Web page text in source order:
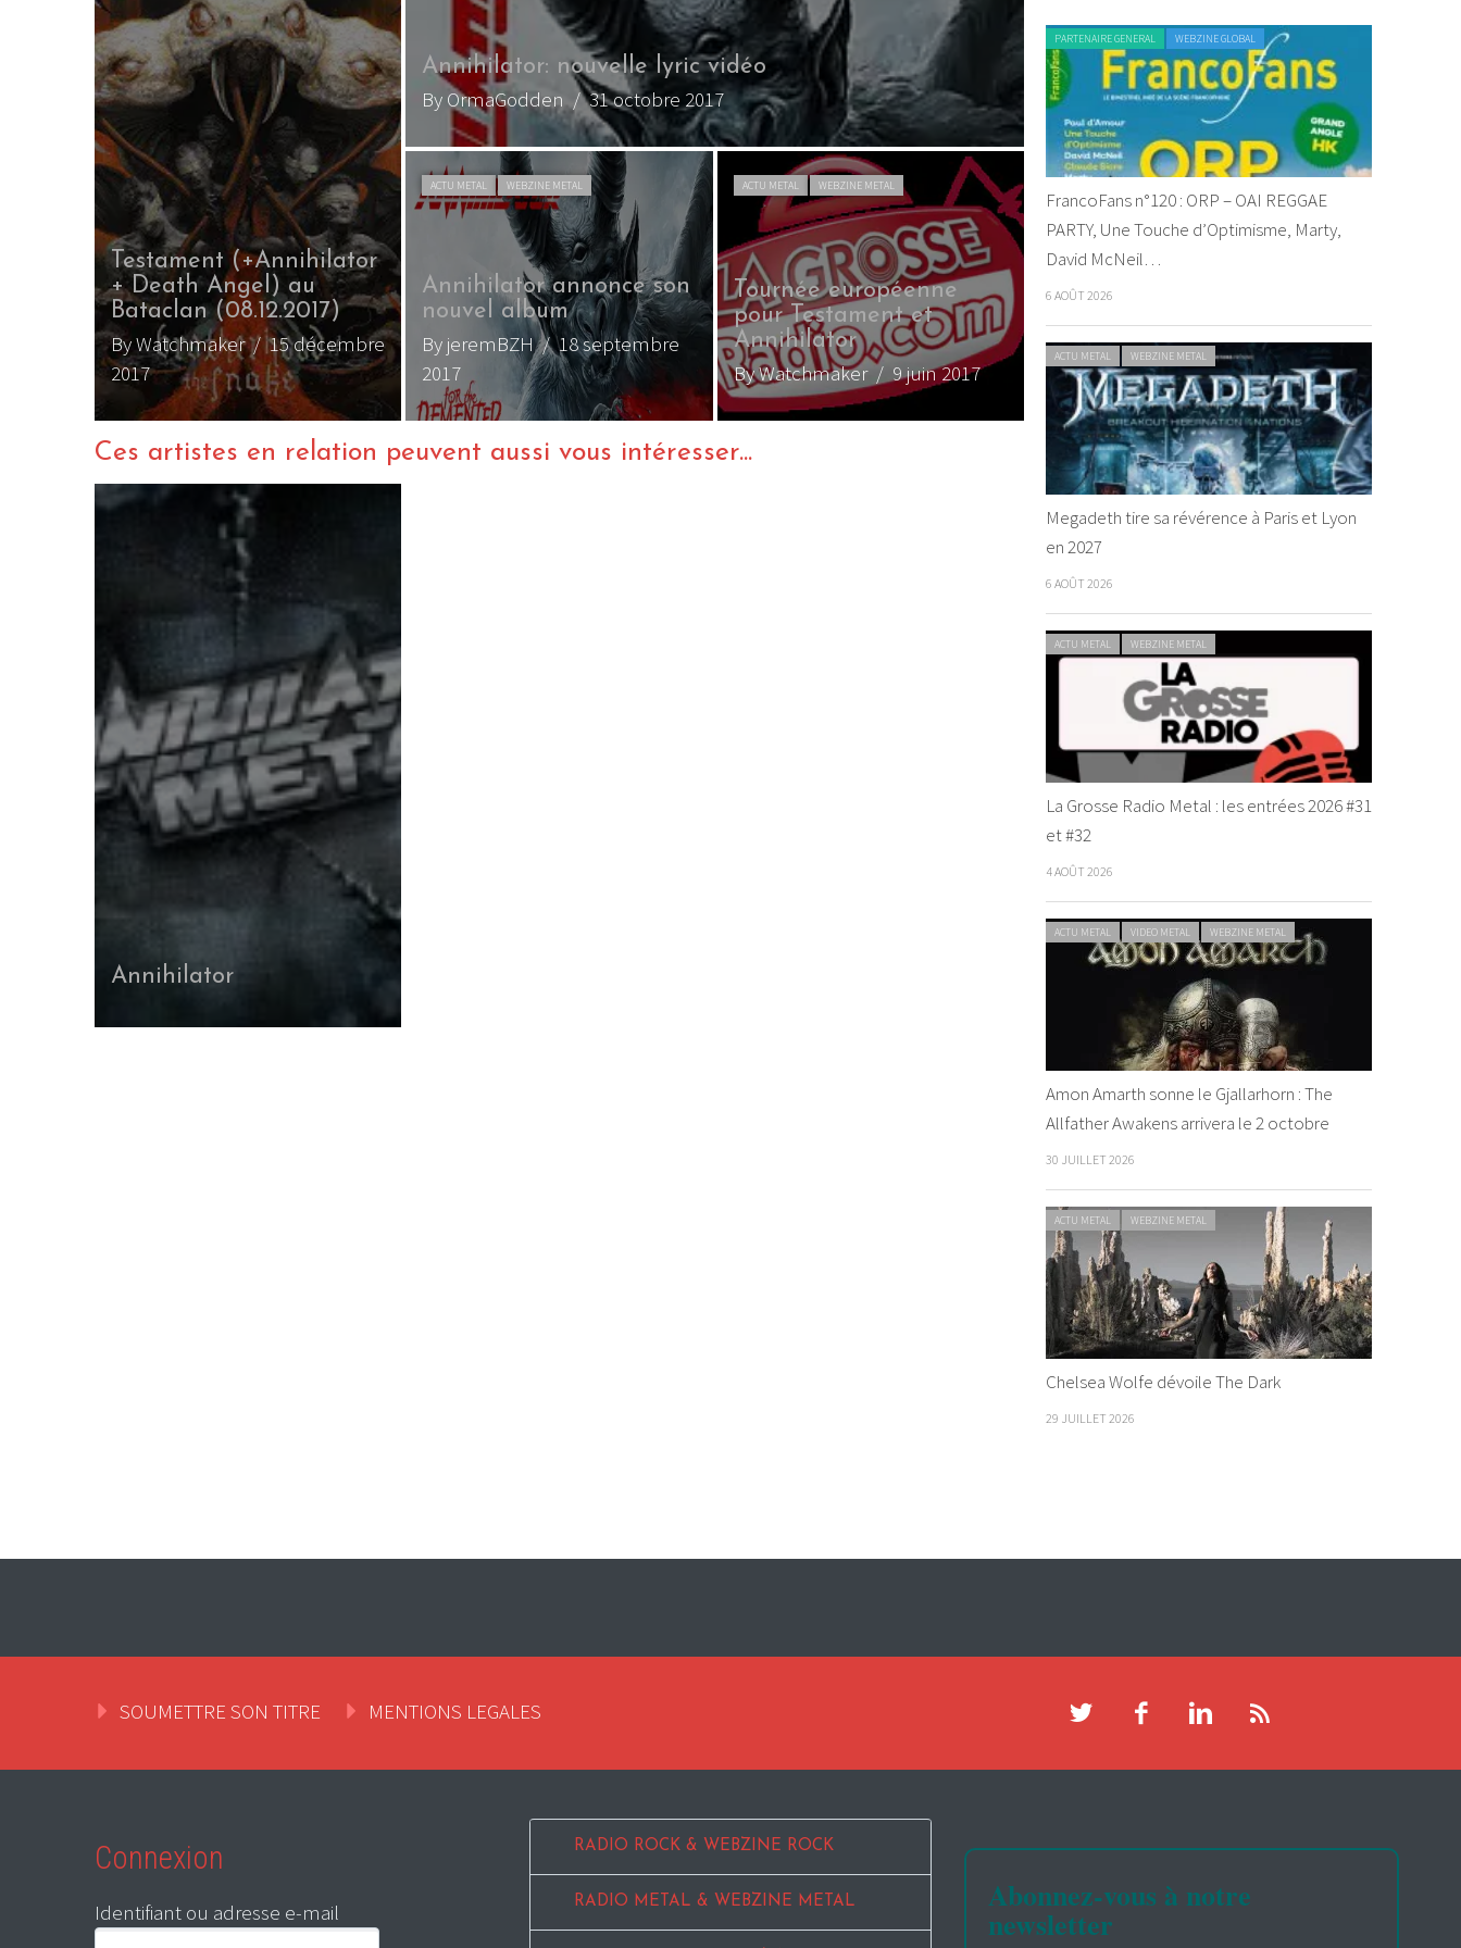
Testament (+Annihilator
+ Death Angel) au
Bataclan (08.12.2017)
By Watchmaker/ 15 décembre
2017
Annihilator: nouvelle lyric vidéo
By OrmaGodden / 31 octobre 2017
ACTU METAL WEBZINE METAL
Annihilator annonce son
nouvel album
By jeremBZH/ 18 septembre
2017
ACTU METAL WEBZINE METAL
Tournée européenne
pour Testament et
Annihilator
By Watchmaker/ 9 juin 2017
Ces artistes en relation peuvent aussi vous intéresser...
Annihilator
PARTENAIRE GENERAL WEBZINE GLOBAL
FrancoFans n°120 : ORP – OAI REGGAE
PARTY, Une Touche d’Optimisme, Marty,
David McNeil…
6 AOÛT 2026
ACTU METAL WEBZINE METAL
Megadeth tire sa révérence à Paris et Lyon
en 2027
6 AOÛT 2026
ACTU METAL WEBZINE METAL
La Grosse Radio Metal : les entrées 2026 #31
et #32
4 AOÛT 2026
ACTU METAL VIDEO METAL WEBZINE METAL
Amon Amarth sonne le Gjallarhorn : The
Allfather Awakens arrivera le 2 octobre
30 JUILLET 2026
ACTU METAL WEBZINE METAL
Chelsea Wolfe dévoile The Dark
29 JUILLET 2026
SOUMETTRE SON TITRE MENTIONS LEGALES
Connexion
Identifiant ou adresse e-mail
RADIO ROCK & WEBZINE ROCK
RADIO METAL & WEBZINE METAL Abonnez-vous à notre
newsletter